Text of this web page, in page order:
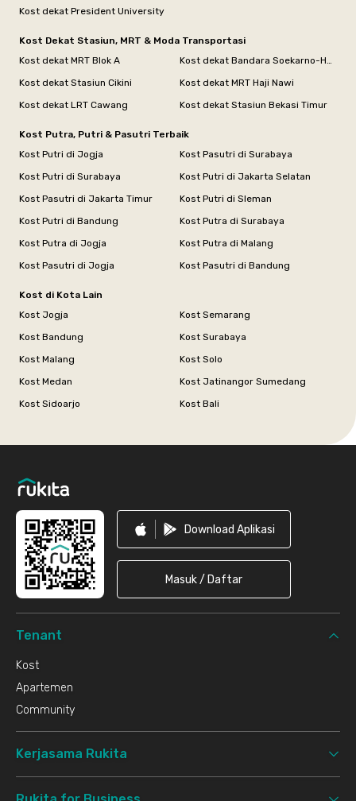
Kost dekat President University
Kost Dekat Stasiun, MRT & Moda Transportasi
Kost dekat MRT Blok A
Kost dekat Bandara Soekarno-Hatta
Kost dekat Stasiun Cikini
Kost dekat MRT Haji Nawi
Kost dekat LRT Cawang
Kost dekat Stasiun Bekasi Timur
Kost Putra, Putri & Pasutri Terbaik
Kost Putri di Jogja
Kost Pasutri di Surabaya
Kost Putri di Surabaya
Kost Putri di Jakarta Selatan
Kost Pasutri di Jakarta Timur
Kost Putri di Sleman
Kost Putri di Bandung
Kost Putra di Surabaya
Kost Putra di Jogja
Kost Putra di Malang
Kost Pasutri di Jogja
Kost Pasutri di Bandung
Kost di Kota Lain
Kost Jogja
Kost Semarang
Kost Bandung
Kost Surabaya
Kost Malang
Kost Solo
Kost Medan
Kost Jatinangor Sumedang
Kost Sidoarjo
Kost Bali
Download Aplikasi
Masuk / Daftar
Tenant
Kost
Apartemen
Community
Kerjasama Rukita